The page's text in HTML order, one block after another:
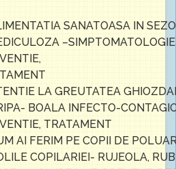
SANATOASA IN
LA GREUTATEA
BOALA INFECTO-
TRATAMENT
AI FERIM PE COPII DE
COPILARIEI- RUJEOLA,